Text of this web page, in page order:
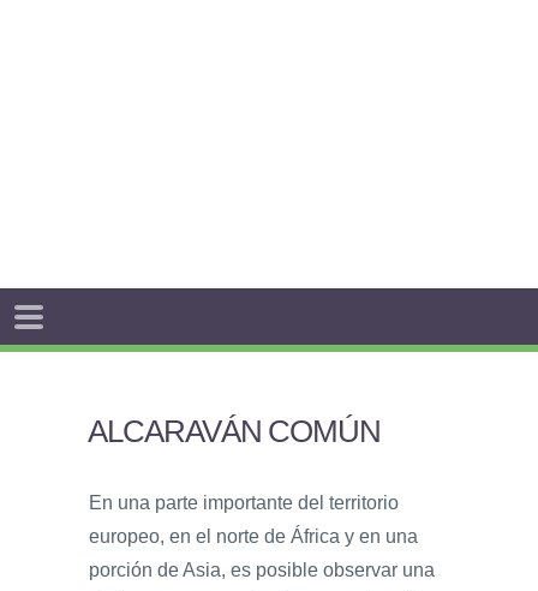
ALCARAVÁN COMÚN
En una parte importante del territorio
europeo, en el norte de África y en una
porción de Asia, es posible observar una